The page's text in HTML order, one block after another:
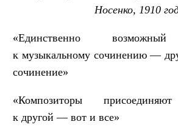
Носенко, 1910
«Единственно возможный
к музыкальному сочинению —
сочинение»
«Композиторы
к другой — вот и все»